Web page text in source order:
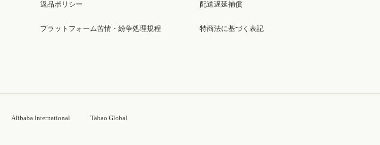
返品ポリシー
プラットフォーム苦情・紛争処理規程
配送遅延補償
特商法に基づく表記
Alibaba International Tabao Global